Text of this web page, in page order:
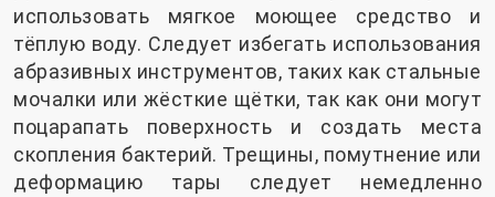
использовать мягкое моющее средство и
тёплую воду. Следует избегать использования
абразивных инструментов, таких как стальные
мочалки или жёсткие щётки, так как они могут
поцарапать поверхность и создать места
скопления бактерий. Трещины, помутнение или
деформацию тары следует немедленно